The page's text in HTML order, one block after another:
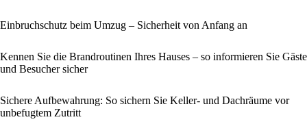
Einbruchschutz beim Umzug – Sicherheit von Anfang an
Kennen Sie die Brandroutinen Ihres Hauses – so informieren Sie Gäste
und Besucher sicher
Sichere Aufbewahrung: So sichern Sie Keller- und Dachräume vor
unbefugtem Zutritt